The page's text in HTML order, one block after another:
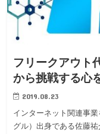
フリークアウト
から挑戦する心
2019.08.23
インターネット関連事
グル）出身である佐藤